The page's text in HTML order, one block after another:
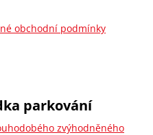
obchodní podmínky
parkování
zvýhodněného